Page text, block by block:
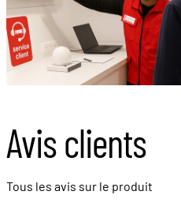
Avis clients
Tous les avis sur le produit